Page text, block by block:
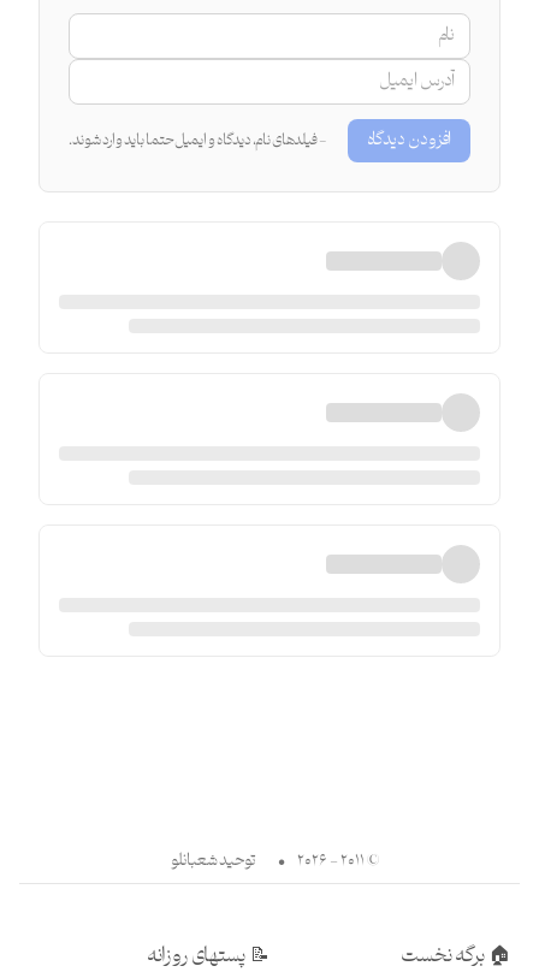
افزودن دیدگاه - فیلدهای نام، دیدگاه و ایمیل حتما باید وارد شوند.
© ۲۰۱۱ - ۲۰۲۶ • توحید شعبانلو
🏠 برگه نخست
📝 پستهای روزانه